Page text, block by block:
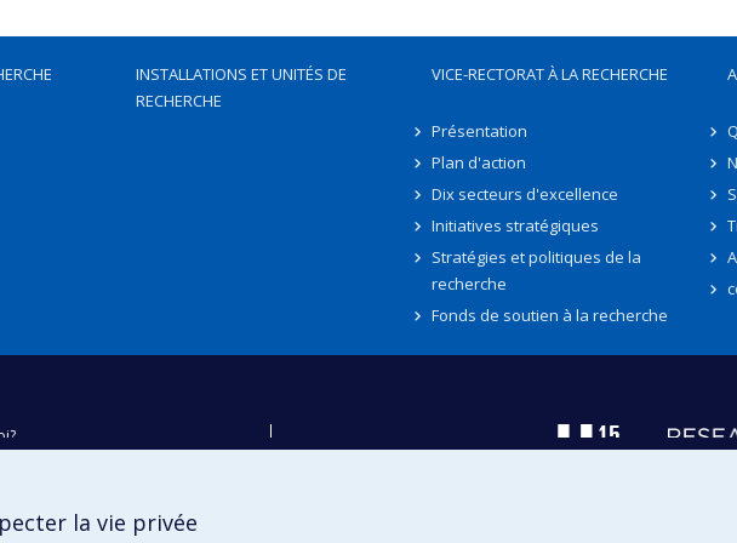
INSTALLATIONS ET UNITÉS DE
RECHERCHE
VICE-RECTORAT À LA RECHERCHE
Présentation
Plan d'action
Dix secteurs d'excellence
Initiatives stratégiques
Stratégies et politiques de la
recherche
Fonds de soutien à la recherche
la vie privée